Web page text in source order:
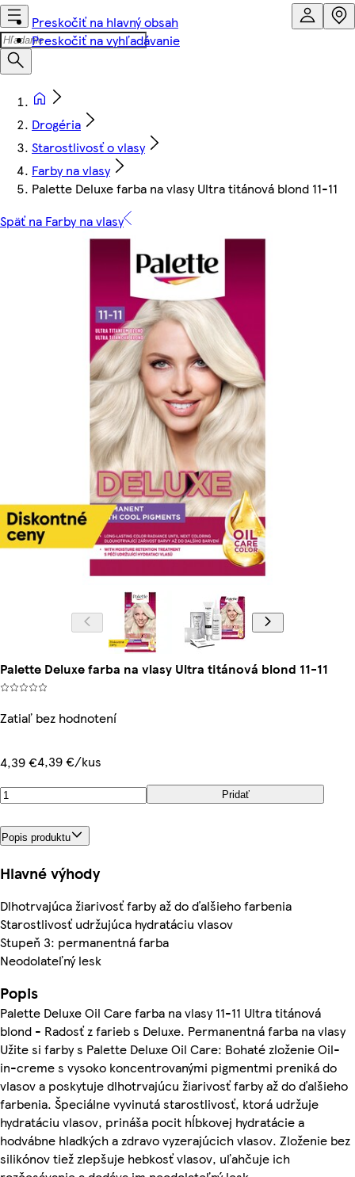
Preskočiť na hlavný obsah
Preskočiť na vyhľadávanie
Drogéria
Starostlivosť o vlasy
Farby na vlasy
Palette Deluxe farba na vlasy Ultra titánová blond 11-11
Späť na Farby na vlasy
Palette Deluxe farba na vlasy Ultra titánová blond 11-11
Zatiaľ bez hodnotení
4,39 €4,39 €/kus
Pridať
Popis produktu
Hlavné výhody
Dlhotrvajúca žiarivosť farby až do ďalšieho farbenia
Starostlivosť udržujúca hydratáciu vlasov
Stupeň 3: permanentná farba
Neodolateľný lesk
Popis
Palette Deluxe Oil Care farba na vlasy 11-11 Ultra titánová
blond - Radosť z farieb s Deluxe. Permanentná farba na vlasy
Užite si farby s Palette Deluxe Oil Care: Bohaté zloženie Oil-
in-creme s vysoko koncentrovanými pigmentmi preniká do
vlasov a poskytuje dlhotrvajúcu žiarivosť farby až do ďalšieho
farbenia. Špeciálne vyvinutá starostlivosť, ktorá udržuje
hydratáciu vlasov, prináša pocit hĺbkovej hydratácie a
hodvábne hladkých a zdravo vyzerajúcich vlasov. Zloženie bez
silikónov tiež zlepšuje hebkosť vlasov, uľahčuje ich